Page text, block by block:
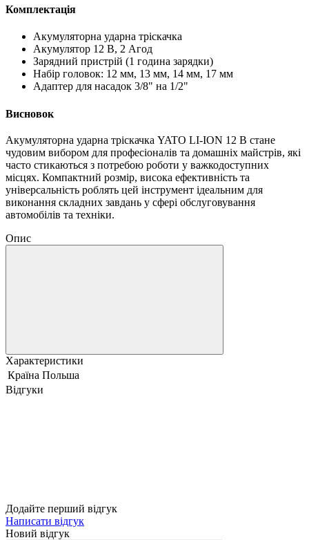
Комплектація
Акумуляторна ударна тріскачка
Акумулятор 12 В, 2 Агод
Зарядний пристрій (1 година зарядки)
Набір головок: 12 мм, 13 мм, 14 мм, 17 мм
Адаптер для насадок 3/8" на 1/2"
Висновок
Акумуляторна ударна тріскачка YATO LI-ION 12 В стане
чудовим вибором для професіоналів та домашніх майстрів, які
часто стикаються з потребою роботи у важкодоступних
місцях. Компактний розмір, висока ефективність та
універсальність роблять цей інструмент ідеальним для
виконання складних завдань у сфері обслуговування
автомобілів та техніки.
Опис
Характеристики
Країна Польша
Відгуки
Додайте перший відгук
Написати відгук
Новий відгук